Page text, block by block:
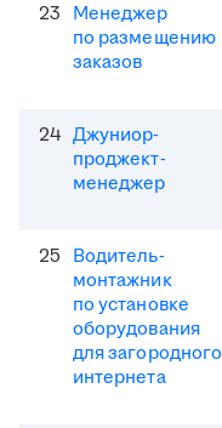
23 Менеджер
по размещению
заказов
24 Джуниор-
проджект-
менеджер
25 Водитель-
монтажник
по установке
оборудования
для загородного
интернета